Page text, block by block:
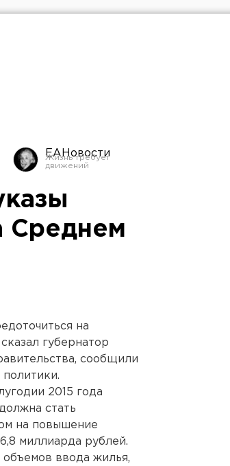
ЕАНовости
Среднем
на
губернатор
сообщили
2015 года
стать
на повышение
миллиарда рублей.
ввода жилья,